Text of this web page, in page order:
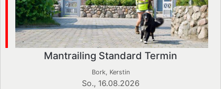
Mantrailing Standard Termin
Bork, Kerstin
So., 16.08.2026